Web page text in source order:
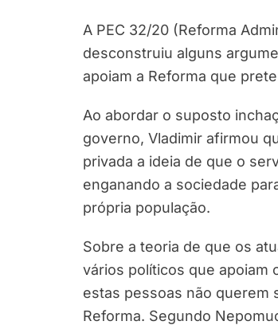
A PEC 32/20 (Reforma
desconstruiu alguns
apoiam a Reforma que
Ao abordar o suposto
governo, Vladimir afirmou
privada a ideia de que o
enganando a sociedade
própria população.
Sobre a teoria de que os
vários políticos que apoiam
estas pessoas não querem
Reforma. Segundo